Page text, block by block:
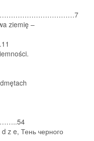
ziemię –
z e, Тень черного